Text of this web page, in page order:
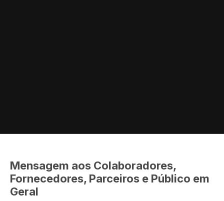
Mensagem aos Colaboradores,
Fornecedores, Parceiros e Público em
Geral